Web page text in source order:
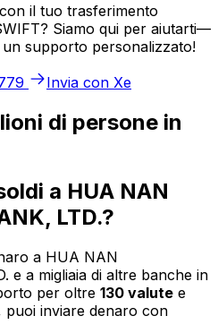
il tuo trasferimento
Siamo qui per aiutarti—
supporto personalizzato!
Invia con Xe
di persone in
a HUA NAN
LTD.?
a HUA NAN
e a migliaia di altre banche in
per oltre 130 valute e
puoi inviare denaro con